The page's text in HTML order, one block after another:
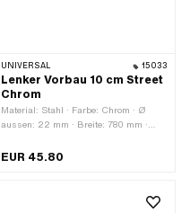
UNIVERSAL 15033
Lenker Vorbau 10 cm Street
Chrom
Material: Stahl · Farbe: Chrom · Ø
aussen: 22 mm · Breite: 780 mm ·
Vorbaumontage · Oberfläche:
EUR 45.80